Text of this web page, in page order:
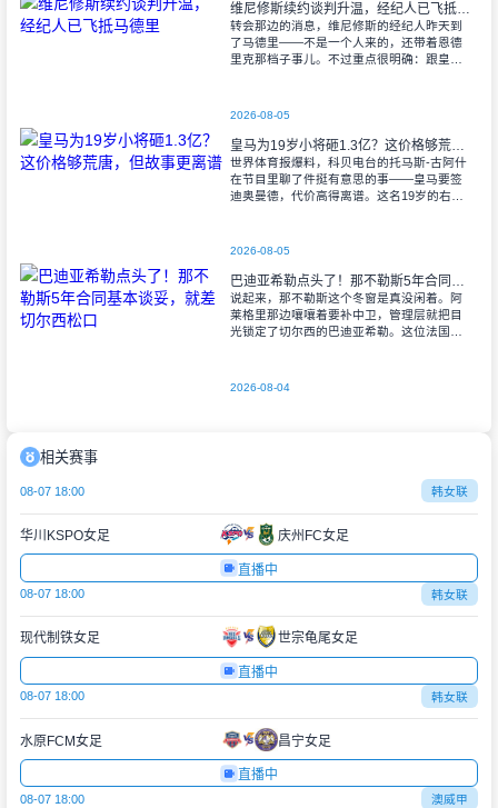
维尼修斯续约谈判升温，经纪人已飞抵马德里
转会那边的消息，维尼修斯的经纪人昨天到
了马德里——不是一个人来的，还带着恩德
里克那档子事儿。不过重点很明确：跟皇马
2026-08-05
皇马为19岁小将砸1.3亿？这价格够荒唐，但故事更离谱
世界体育报爆料，科贝电台的托马斯-古阿什
在节目里聊了件挺有意思的事——皇马要签
迪奥曼德，代价高得离谱。这名19岁的右路
2026-08-05
巴迪亚希勒点头了！那不勒斯5年合同基本谈妥，就差切尔西松口
说起来，那不勒斯这个冬窗是真没闲着。阿
莱格里那边嚷嚷着要补中卫，管理层就把目
光锁定了切尔西的巴迪亚希勒。这位法国小
方
2026-08-04
相关赛事
08-07 18:00 韩女联
华川KSPO女足 庆州FC女足
直播中
08-07 18:00 韩女联
现代制铁女足 世宗龟尾女足
直播中
08-07 18:00 韩女联
水原FCM女足 昌宁女足
直播中
08-07 18:00 澳威甲